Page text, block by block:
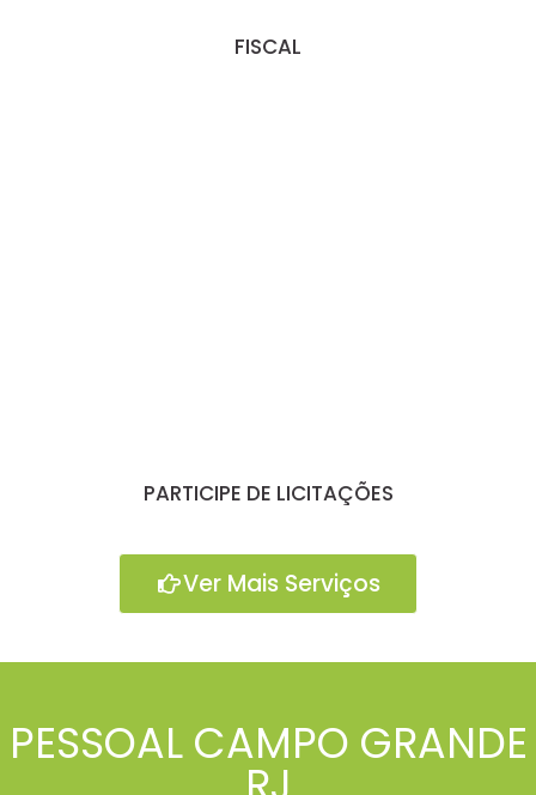
FISCAL
PARTICIPE DE LICITAÇÕES
Ver Mais Serviços
PESSOAL CAMPO GRANDE